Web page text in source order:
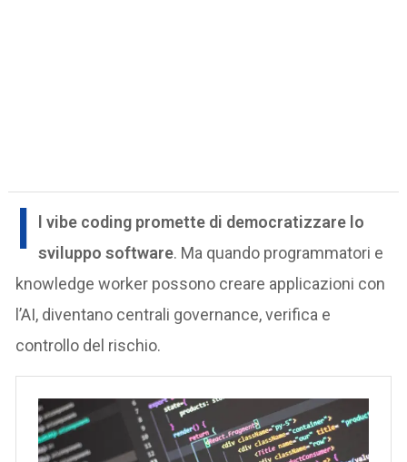
I
l vibe coding promette di democratizzare lo
sviluppo software. Ma quando programmatori e
knowledge worker possono creare applicazioni con
l’AI, diventano centrali governance, verifica e
controllo del rischio.